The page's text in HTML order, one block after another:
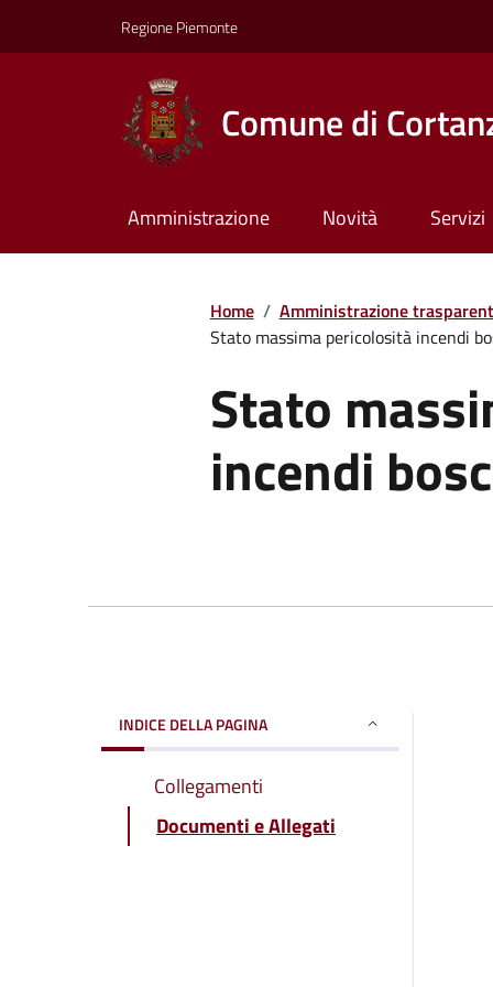
Regione Piemonte
Comune di
Amministrazione Novità Servizi
Home / Amministrazione
Stato massima pericolosità incendi
Stato
incendi
INDICE DELLA PAGINA
Collegamenti
Documenti e Allegati